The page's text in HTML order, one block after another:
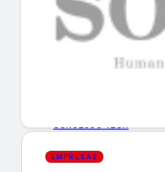
EMPRESAS
GUÍA DE COMPRA
MERCADOS Y TENDENCIAS
EMPRESAS